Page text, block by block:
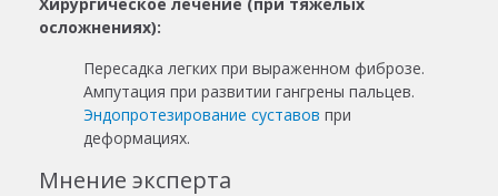
осложнениях):
Пересадка легких при выраженном фиброзе.
Ампутация при развитии гангрены пальцев.
Эндопротезирование суставов при
деформациях.
Мнение эксперта